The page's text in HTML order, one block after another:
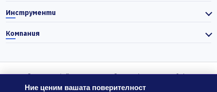
Инструменти
Компания
© 2026 Actiefhost. Съгласно българското търговско
законодателство цените в сайта се показват без ДДС, а ДДС се
Ние ценим вашата поверителност